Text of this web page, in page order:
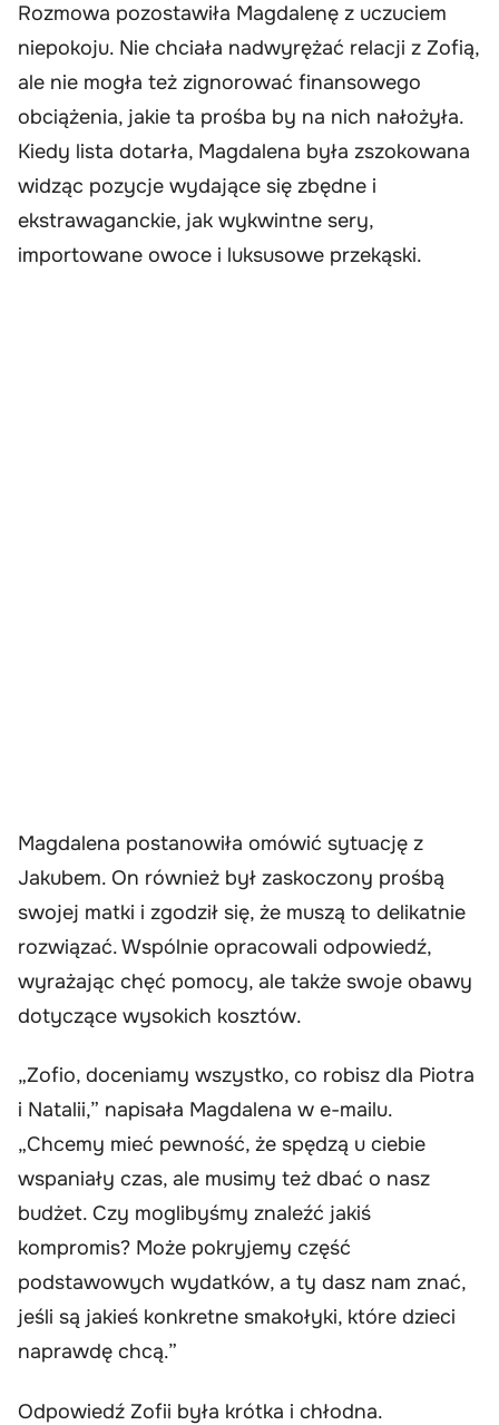
Rozmowa pozostawiła Magdalenę z uczuciem
niepokoju. Nie chciała nadwyrężać relacji z Zofią,
ale nie mogła też zignorować finansowego
obciążenia, jakie ta prośba by na nich nałożyła.
Kiedy lista dotarła, Magdalena była zszokowana
widząc pozycje wydające się zbędne i
ekstrawaganckie, jak wykwintne sery,
importowane owoce i luksusowe przekąski.
Magdalena postanowiła omówić sytuację z
Jakubem. On również był zaskoczony prośbą
swojej matki i zgodził się, że muszą to delikatnie
rozwiązać. Wspólnie opracowali odpowiedź,
wyrażając chęć pomocy, ale także swoje obawy
dotyczące wysokich kosztów.
„Zofio, doceniamy wszystko, co robisz dla Piotra
i Natalii,” napisała Magdalena w e-mailu.
„Chcemy mieć pewność, że spędzą u ciebie
wspaniały czas, ale musimy też dbać o nasz
budżet. Czy moglibyśmy znaleźć jakiś
kompromis? Może pokryjemy część
podstawowych wydatków, a ty dasz nam znać,
jeśli są jakieś konkretne smakołyki, które dzieci
naprawdę chcą.”
Odpowiedź Zofii była krótka i chłodna.